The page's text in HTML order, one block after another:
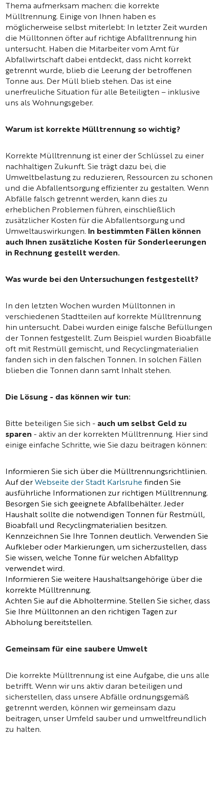
Thema aufmerksam machen: die korrekte
Mülltrennung. Einige von Ihnen haben es
möglicherweise selbst miterlebt: In letzter Zeit wurden
die Mülltonnen öfter auf richtige Abfalltrennung hin
untersucht. Haben die Mitarbeiter vom Amt für
Abfallwirtschaft dabei entdeckt, dass nicht korrekt
getrennt wurde, blieb die Leerung der betroffenen
Tonne aus. Der Müll blieb stehen. Das ist eine
unerfreuliche Situation für alle Beteiligten – inklusive
uns als Wohnungsgeber.
Warum ist korrekte Mülltrennung so wichtig?
Korrekte Mülltrennung ist einer der Schlüssel zu einer
nachhaltigen Zukunft. Sie trägt dazu bei, die
Umweltbelastung zu reduzieren, Ressourcen zu schonen
und die Abfallentsorgung effizienter zu gestalten. Wenn
Abfälle falsch getrennt werden, kann dies zu
erheblichen Problemen führen, einschließlich
zusätzlicher Kosten für die Abfallentsorgung und
Umweltauswirkungen. In bestimmten Fällen können
auch Ihnen zusätzliche Kosten für Sonderleerungen
in Rechnung gestellt werden.
Was wurde bei den Untersuchungen festgestellt?
In den letzten Wochen wurden Mülltonnen in
verschiedenen Stadtteilen auf korrekte Mülltrennung
hin untersucht. Dabei wurden einige falsche Befüllungen
der Tonnen festgestellt. Zum Beispiel wurden Bioabfälle
oft mit Restmüll gemischt, und Recyclingmaterialien
fanden sich in den falschen Tonnen. In solchen Fällen
blieben die Tonnen dann samt Inhalt stehen.
Die Lösung - das können wir tun:
Bitte beteiligen Sie sich - auch um selbst Geld zu
sparen - aktiv an der korrekten Mülltrennung. Hier sind
einige einfache Schritte, wie Sie dazu beitragen können:
Informieren Sie sich über die Mülltrennungsrichtlinien.
Auf derWebseite der Stadt Karlsruhe finden Sie
ausführliche Informationen zur richtigen Mülltrennung.
Besorgen Sie sich geeignete Abfallbehälter. Jeder
Haushalt sollte die notwendigen Tonnen für Restmüll,
Bioabfall und Recyclingmaterialien besitzen.
Kennzeichnen Sie Ihre Tonnen deutlich. Verwenden Sie
Aufkleber oder Markierungen, um sicherzustellen, dass
Sie wissen, welche Tonne für welchen Abfalltyp
verwendet wird.
Informieren Sie weitere Haushaltsangehörige über die
korrekte Mülltrennung.
Achten Sie auf die Abholtermine. Stellen Sie sicher, dass
Sie Ihre Mülltonnen an den richtigen Tagen zur
Abholung bereitstellen.
Gemeinsam für eine saubere Umwelt
Die korrekte Mülltrennung ist eine Aufgabe, die uns alle
betrifft. Wenn wir uns aktiv daran beteiligen und
sicherstellen, dass unsere Abfälle ordnungsgemäß
getrennt werden, können wir gemeinsam dazu
beitragen, unser Umfeld sauber und umweltfreundlich
zu halten.